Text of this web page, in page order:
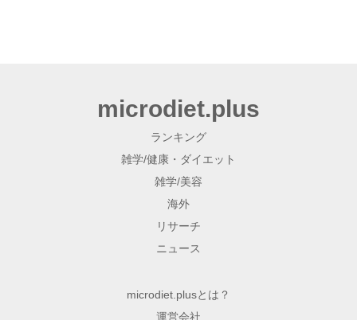
microdiet.plus
ランキング
雑学/健康・ダイエット
雑学/美容
海外
リサーチ
ニュース
microdiet.plusとは？
運営会社